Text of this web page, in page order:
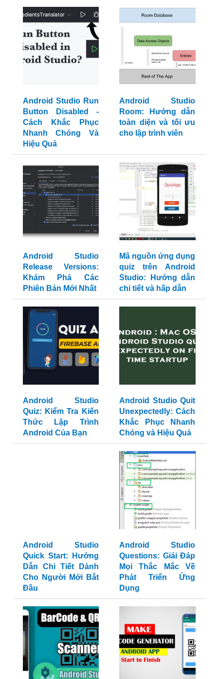
Android Studio Run
Button Disabled -
Cách Khắc Phục
Nhanh Chóng Và
Hiệu Quả
Android Studio
Room: Hướng dẫn
toàn diện và tối ưu
cho lập trình viên
Android Studio
Release Versions:
Khám Phá Các
Phiên Bản Mới Nhất
Mã nguồn ứng dụng
quiz trên Android
Studio: Hướng dẫn
chi tiết và hấp dẫn
Android Studio
Quiz: Kiểm Tra Kiến
Thức Lập Trình
Android Của Bạn
Android Studio Quit
Unexpectedly: Cách
Khắc Phục Nhanh
Chóng và Hiệu Quả
Android Studio
Quick Start: Hướng
Dẫn Chi Tiết Dành
Cho Người Mới Bắt
Đầu
Android Studio
Questions: Giải Đáp
Mọi Thắc Mắc Về
Phát Triển Ứng
Dụng